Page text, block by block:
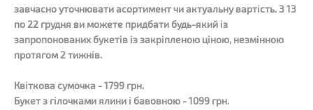
завчасно уточнювати асортимент чи актуальну вартість. З 13
по 22 грудня ви можете придбати будь-який із
запропонованих букетів із закріпленою ціною, незмінною
протягом 2 тижнів.
Квіткова сумочка - 1799 грн.
Букет з гілочками ялини і бавовною - 1099 грн.